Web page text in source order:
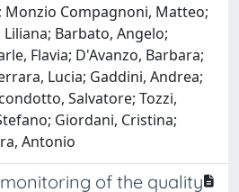
Monzio Compagnoni, Matteo;
Barbato, Angelo;
Flavia; D'Avanzo, Barbara;
Lucia; Gaddini, Andrea;
Salvatore; Tozzi,
Giordani, Cristina;
Antonio
of the quality